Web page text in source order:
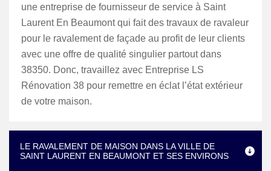
une entreprise de fournisseur de service à Saint
Laurent En Beaumont qui fait des travaux de ravaleur
pour le ravalement de façade au profit de leur clients
avec une offre de qualité singulier partout dans
38350. Donc, travaillez avec Entreprise LS
Rénovation 38 pour remettre en éclat l’état extérieur
de votre maison.
LE RAVALEMENT DE MAISON DANS LA VILLE DE
SAINT LAURENT EN BEAUMONT ET SES ENVIRONS